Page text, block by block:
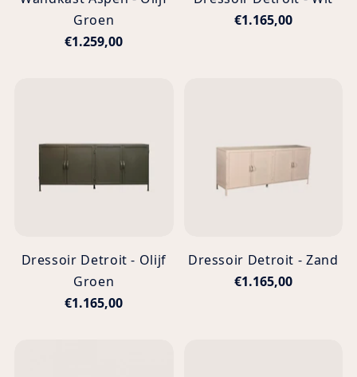
Groen
€1.259,00
€1.165,00
Dressoir Detroit - Olijf
Groen
€1.165,00
Dressoir Detroit - Zand
€1.165,00